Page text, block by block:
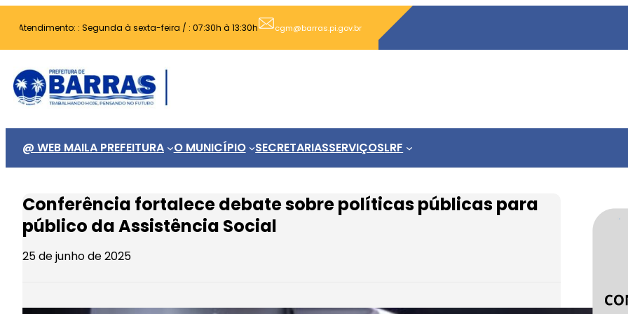
para
o
Atendimento: : Segunda à sexta-feira / : 07:30h à 13:30h cgm@barras.pi.gov.br
@ WEB MAILA PREFEITURA O MUNICÍPIO SECRETARIASSERVIÇOSLRF
Conferência fortalece debate sobre políticas públicas para
público da Assistência Social
25 de junho de 2025